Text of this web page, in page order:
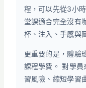
程，可以先從3小
堂課適合完全沒有
杯、注入、手感與
更重要的是，體驗
課程學費。 對學
習風險、縮短學習